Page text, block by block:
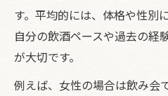
す。平均的には、体格や性別
自分の飲酒ペースや過去の経
が大切です。
例えば、女性の場合は飲み会